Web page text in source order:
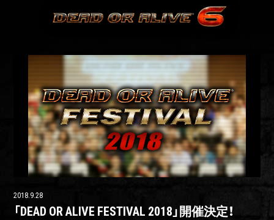
2018.9.28
「DEAD OR ALIVE FESTIVAL 2018」開催決定！